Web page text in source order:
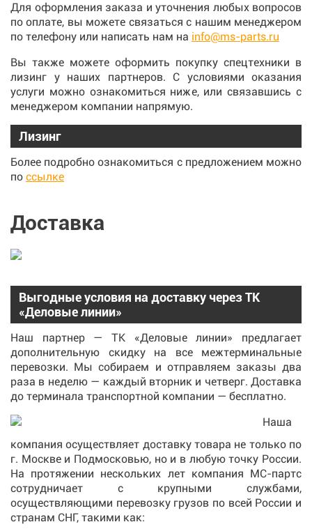
Для оформления заказа и уточнения любых вопросов
по оплате, вы можете связаться с нашим менеджером
по телефону или написать нам на info@ms-parts.ru
Вы также можете оформить покупку спецтехники в
лизинг у наших партнеров. С условиями оказания
услуги можно ознакомиться ниже, или связавшись с
менеджером компании напрямую.
Лизинг
Более подробно ознакомиться с предложением можно
по ссылке
Доставка
Выгодные условия на доставку через ТК
«Деловые линии»
Наш партнер — ТК «Деловые линии» предлагает
дополнительную скидку на все межтерминальные
перевозки. Мы собираем и отправляем заказы два
раза в неделю — каждый вторник и четверг. Доставка
до терминала транспортной компании — бесплатно.
Наша
компания осуществляет доставку товара не только по
г. Москве и Подмосковью, но и в любую точку России.
На протяжении нескольких лет компания МС-партс
сотрудничает с крупными службами,
осуществляющими перевозку грузов по всей России и
странам СНГ, такими как: